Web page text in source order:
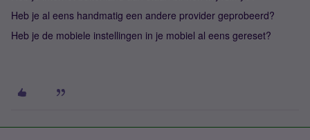
Heb je al eens handmatig een andere provider geprobeerd?
Heb je de mobiele instellingen in je mobiel al eens gereset?